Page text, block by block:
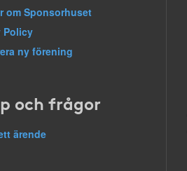
om Sponsorhuset
Policy
ny förening
och frågor
ärende